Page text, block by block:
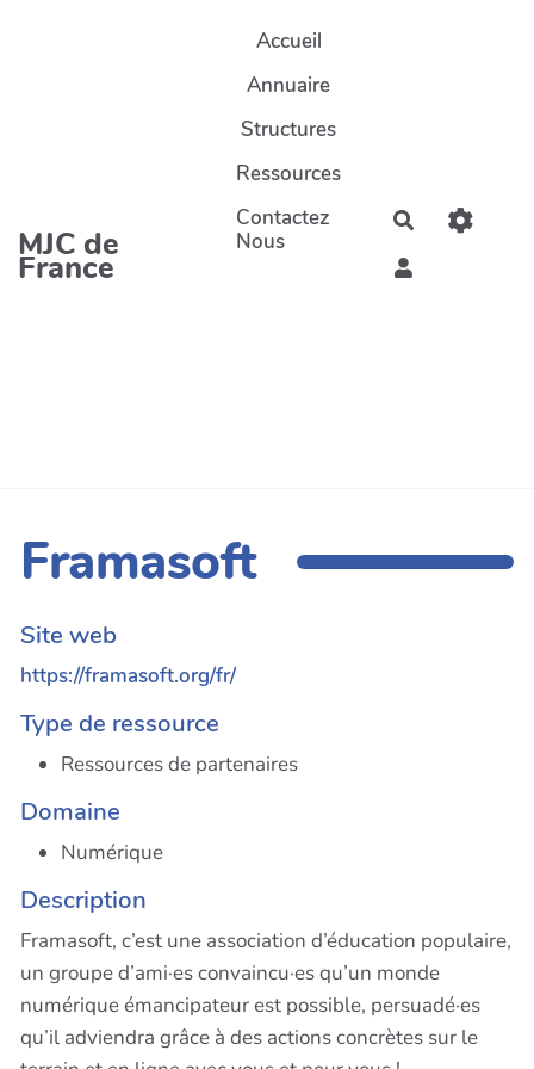
MJC de
France
Accueil
Annuaire
Structures
Ressources
Contactez
Nous
Rechercher
Framasoft
Site web
https://framasoft.org/fr/
Type de ressource
Ressources de partenaires
Domaine
Numérique
Description
Framasoft, c’est une association d’éducation populaire,
un groupe d’ami·es convaincu·es qu’un monde
numérique émancipateur est possible, persuadé·es
qu’il adviendra grâce à des actions concrètes sur le